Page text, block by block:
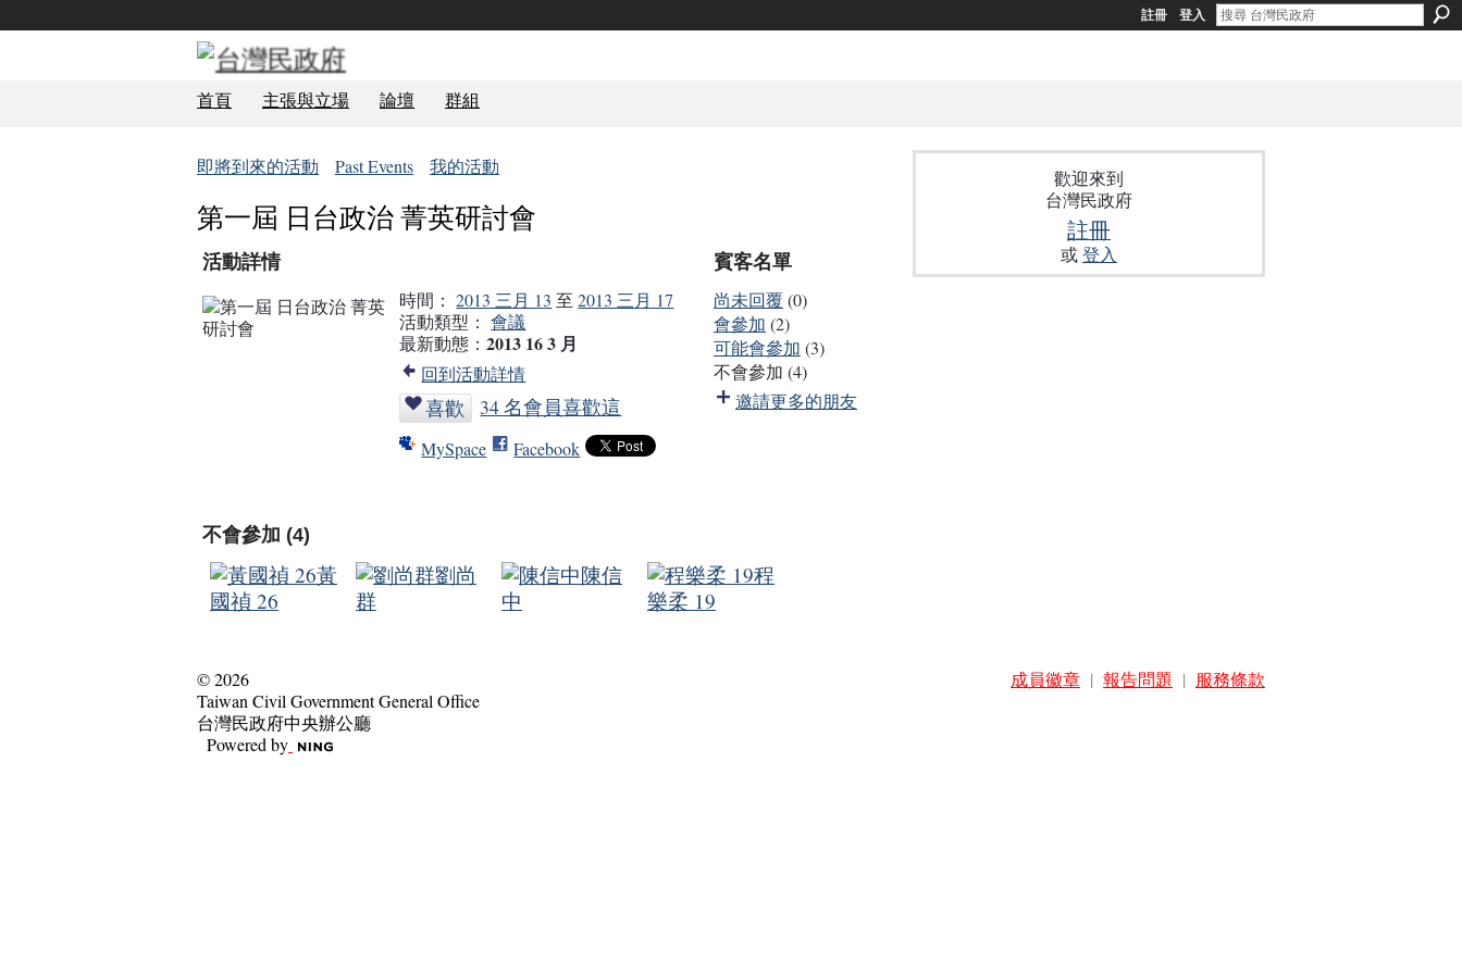
註冊 登入
首頁 主張與立場 論壇 群組
即將到來的活動 Past Events 我的活動
第一屆 日台政治 菁英研討會
活動詳情
時間：2013 三月 13 至2013 三月 17
活動類型：會議
最新動態：2013 16 3 月
回到活動詳情
喜歡 34 名會員喜歡這
MySpace Facebook
賓客名單
尚未回覆(0)
會參加 (2)
可能會參加 (3)
不會參加 (4)
邀請更多的朋友
不會參加 (4)
黃
國禎 26
劉尚
群
陳信
中
程
樂柔 19
歡迎來到
台灣民政府
註冊
或登入
© 2026
Taiwan Civil Government General Office
台灣民政府中央辦公廳
Powered by
成員徽章 | 報告問題 | 服務條款